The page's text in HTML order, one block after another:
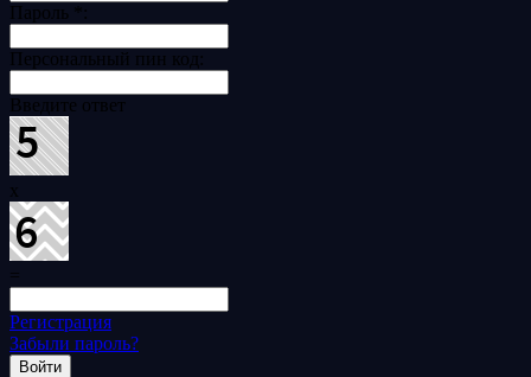
Пароль :
Персональный пин код:
Введите ответ
x
Регистрация
Забыли пароль?